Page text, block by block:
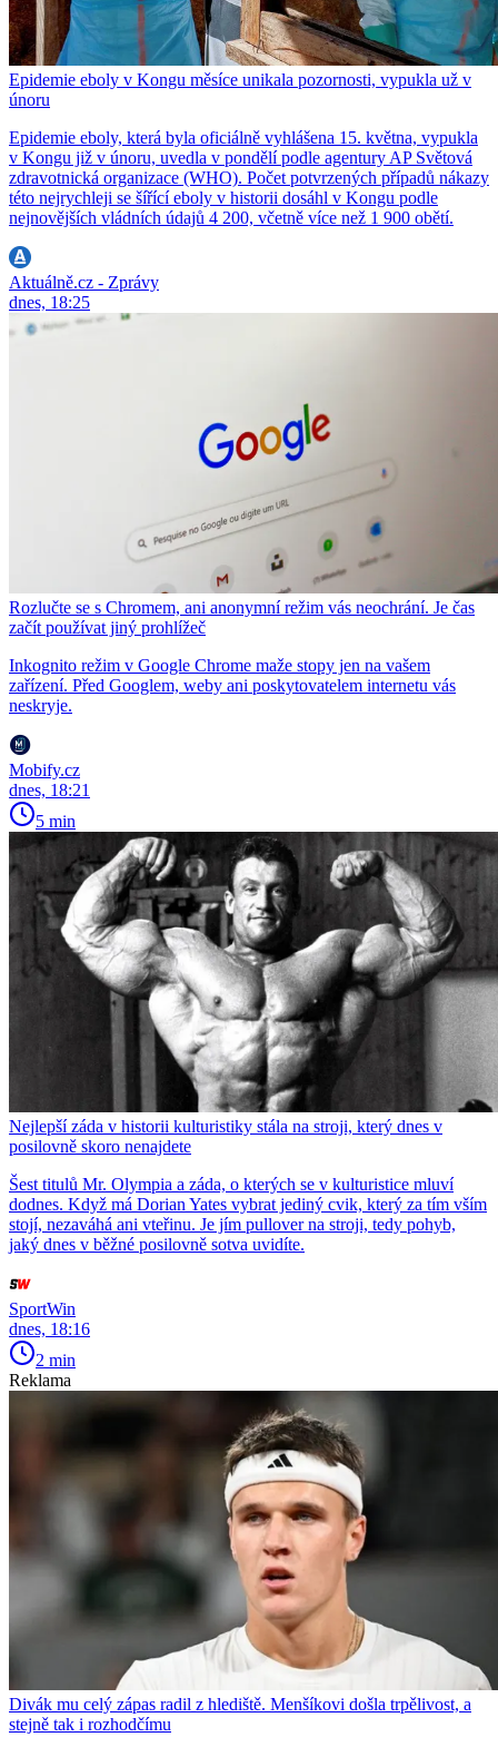
Epidemie eboly v Kongu měsíce unikala pozornosti, vypukla už v
únoru
Epidemie eboly, která byla oficiálně vyhlášena 15. května, vypukla
v Kongu již v únoru, uvedla v pondělí podle agentury AP Světová
zdravotnická organizace (WHO). Počet potvrzených případů nákazy
této nejrychleji se šířící eboly v historii dosáhl v Kongu podle
nejnovějších vládních údajů 4 200, včetně více než 1 900 obětí.
Aktuálně.cz - Zprávy
dnes, 18:25
Rozlučte se s Chromem, ani anonymní režim vás neochrání. Je čas
začít používat jiný prohlížeč
Inkognito režim v Google Chrome maže stopy jen na vašem
zařízení. Před Googlem, weby ani poskytovatelem internetu vás
neskryje.
Mobify.cz
dnes, 18:21
5 min
Nejlepší záda v historii kulturistiky stála na stroji, který dnes v
posilovně skoro nenajdete
Šest titulů Mr. Olympia a záda, o kterých se v kulturistice mluví
dodnes. Když má Dorian Yates vybrat jediný cvik, který za tím vším
stojí, nezaváhá ani vteřinu. Je jím pullover na stroji, tedy pohyb,
jaký dnes v běžné posilovně sotva uvidíte.
SportWin
dnes, 18:16
2 min
Reklama
Divák mu celý zápas radil z hlediště. Menšíkovi došla trpělivost, a
stejně tak i rozhodčímu